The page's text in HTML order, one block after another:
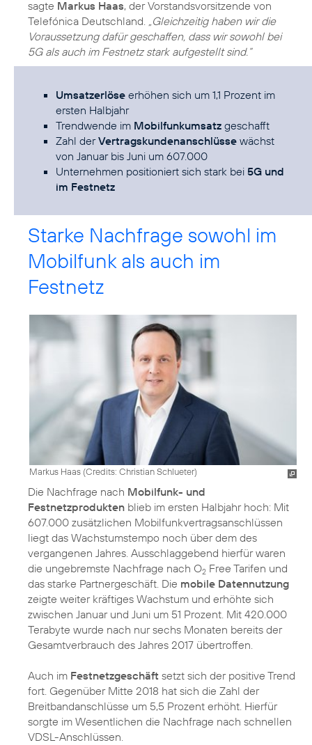
sagte Markus Haas, der Vorstandsvorsitzende von
Telefónica Deutschland.
„Gleichzeitig haben wir die
Voraussetzung dafür geschaffen, dass wir sowohl bei
5G als auch im Festnetz stark aufgestellt sind.“
Umsatzerlöse erhöhen sich um 1,1 Prozent im
ersten Halbjahr
Trendwende im Mobilfunkumsatz geschafft
Zahl derVertragskundenanschlüsse wächst
von Januar bis Juni um 607.000
Unternehmen positioniert sich stark bei 5G und
im Festnetz
Starke Nachfrage sowohl im
Mobilfunk als auch im
Festnetz
Markus Haas (Credits: Christian Schlueter)
Die Nachfrage nach Mobilfunk- und
Festnetzprodukten blieb im ersten Halbjahr hoch: Mit
607.000 zusätzlichen Mobilfunkvertragsanschlüssen
liegt das Wachstumstempo noch über dem des
vergangenen Jahres. Ausschlaggebend hierfür waren
die ungebremste Nachfrage nach O2 Free Tarifen und
das starke Partnergeschäft. Die mobile Datennutzung
zeigte weiter kräftiges Wachstum und erhöhte sich
zwischen Januar und Juni um 51 Prozent. Mit 420.000
Terabyte wurde nach nur sechs Monaten bereits der
Gesamtverbrauch des Jahres 2017 übertroffen.
Auch im Festnetzgeschäft setzt sich der positive Trend
fort. Gegenüber Mitte 2018 hat sich die Zahl der
Breitbandanschlüsse um 5,5 Prozent erhöht. Hierfür
sorgte im Wesentlichen die Nachfrage nach schnellen
VDSL-Anschlüssen.